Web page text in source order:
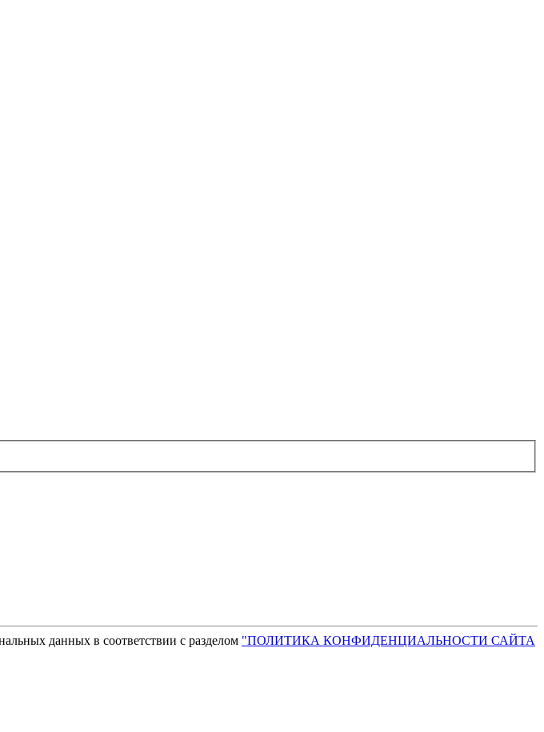
данных в соответствии с разделом "ПОЛИТИКА КОНФИДЕНЦИАЛЬНОСТИ САЙТА